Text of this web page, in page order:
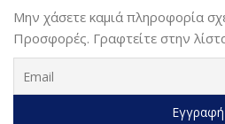
Μην χάσετε καμιά πληροφορία
Προσφορές. Γραφτείτε στην